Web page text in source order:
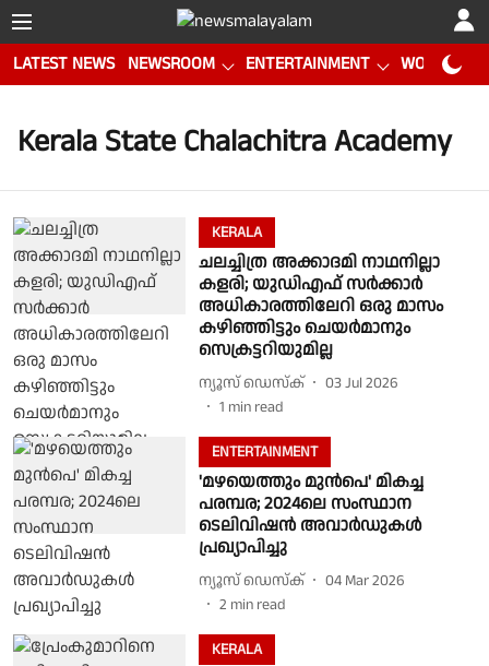
LATEST NEWS NEWSROOM ENTERTAINMENT WORLD CUP
Kerala State Chalachitra Academy
KERALA
ചലച്ചിത്ര അക്കാദമി നാഥനില്ലാ
കളരി; യുഡിഎഫ് സർക്കാർ
അധികാരത്തിലേറി ഒരു മാസം
കഴിഞ്ഞിട്ടും ചെയർമാനും
സെക്രട്ടറിയുമില്ല
ന്യൂസ് ഡെസ്ക്
03 Jul 2026
1 min read
ENTERTAINMENT
'മഴയെത്തും മുൻപെ' മികച്ച
പരമ്പര; 2024ലെ സംസ്ഥാന
ടെലിവിഷൻ അവാർഡുകൾ
പ്രഖ്യാപിച്ചു
ന്യൂസ് ഡെസ്ക്
04 Mar 2026
2 min read
KERALA